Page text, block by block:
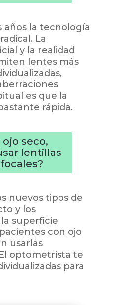
años la tecnología
La
y la realidad
lentes más
es que la
rápida.
seco,
lentillas
nuevos tipos de
y los
superficie
con ojo
usarlas
optometrista te
para